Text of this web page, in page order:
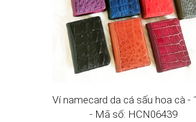
Ví namecard da cá sấu hoa cà -
- Mã số: HCN06439